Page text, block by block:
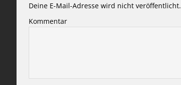
Deine E-Mail-Adresse wird nicht veröffentlicht.
Kommentar